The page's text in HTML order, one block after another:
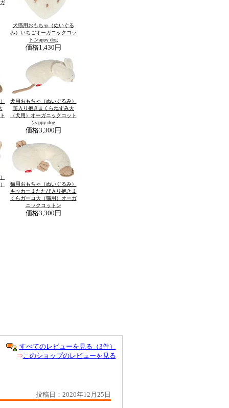
犬猫用おもちゃ（ぬいぐる
み）いちごオーガニックコッ
トンappy dog
価格1,430円
犬用おもちゃ（ぬいぐるみ）
笛入り抱きまくらねずみ大
（犬用）オーガニックコット
ンappy dog
価格3,300円
猫用おもちゃ（ぬいぐるみ）
キッカーまたたび入り抱きま
くらガーコ大（猫用）オーガ
ニックコットン
価格3,300円
すべてのレビューを見る（3件）
⇒このショップのレビューを見る
投稿日：2020年12月25日